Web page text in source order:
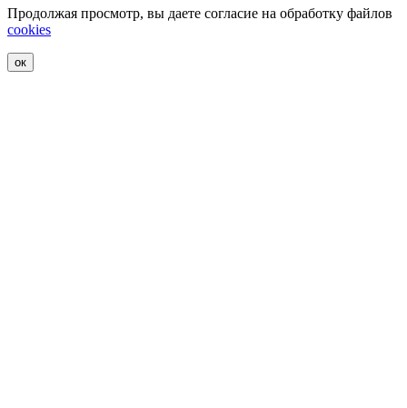
Продолжая просмотр, вы даете согласие на обработку файлов
cookies
ок